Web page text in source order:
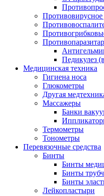
Противовирусное
Педикулез
Медицинская техника
Гигиена носа
Глюкометры
Другая
Массажеры
Банки
Термометры
Тонометры
Перевязочные средства
Бинты
Бинты
Бинты
Бинты
Лейкопластыри